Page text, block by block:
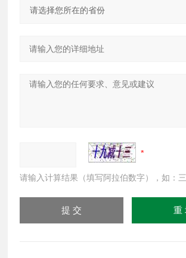
请输入计算结果（填写阿拉伯数字），如：